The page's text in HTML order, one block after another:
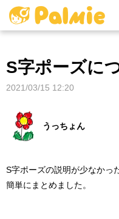
S字ポーズに
2021/03/15 12:20
うっちょん
S字ポーズの説明が少なかっ
簡単にまとめました。